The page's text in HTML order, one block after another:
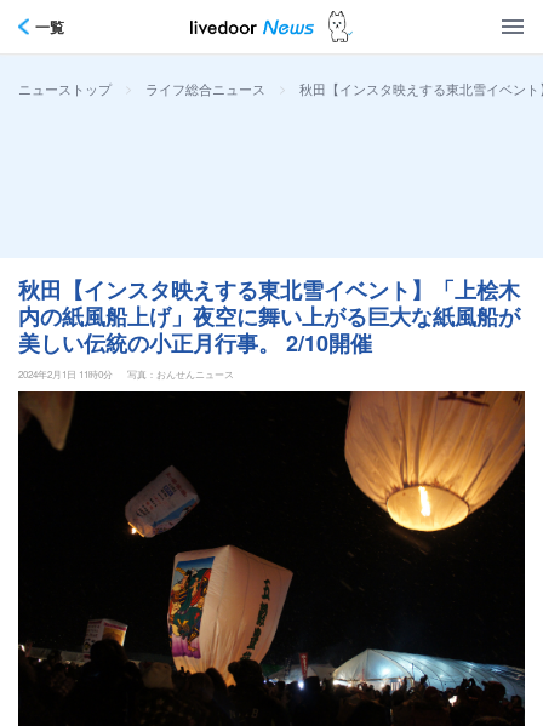
一覧
ニューストップ > ライフ総合ニュース > 秋田【インスタ映えする東北雪イベン
秋田【インスタ映えする東北雪イベント】「上桧木
内の紙風船上げ」夜空に舞い上がる巨大な紙風船が
美しい伝統の小正月行事。 2/10開催
2024年2月1日 11時0分 写真：おんせんニュース